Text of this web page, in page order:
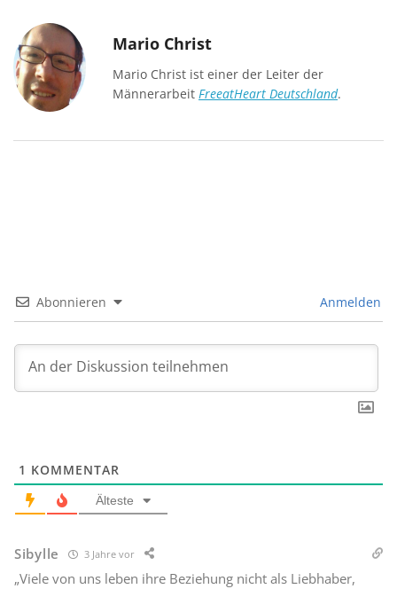
Mario Christ
Mario Christ ist einer der Leiter der
Männerarbeit FreeatHeart Deutschland.
Abonnieren Anmelden
1 KOMMENTAR
Älteste
Sibylle 3 Jahre vor
„Viele von uns leben ihre Beziehung nicht als Liebhaber,